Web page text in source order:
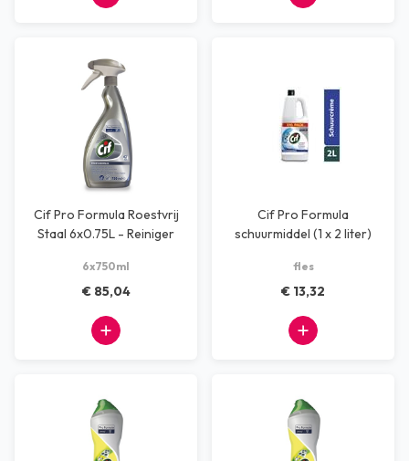
Cif Pro Formula Roestvrij
Staal 6x0.75L - Reiniger
6x750ml
€ 85,04
Cif Pro Formula
schuurmiddel (1 x 2 liter)
fles
€ 13,32